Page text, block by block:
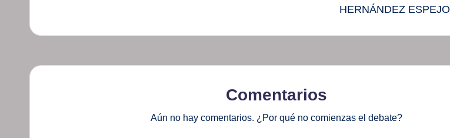
HERNÁNDEZ ESPEJO
Comentarios
Aún no hay comentarios. ¿Por qué no comienzas el debate?